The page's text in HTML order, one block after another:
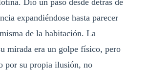
expandiéndose hasta parecer
de la habitación. La
mirada era un golpe físico, pero
por su propia ilusión, no